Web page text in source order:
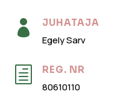
 JUHATAJA
Egely Sarv
h REG. NR
80610110